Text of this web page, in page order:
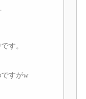
す。
すがw